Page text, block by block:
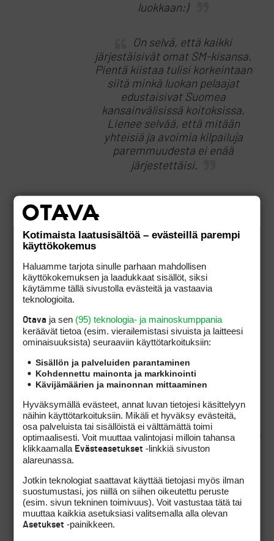
luokkaan:)
On selvä, että kaikki
järjestäisivät omat SM-kisansa.
Pientä kiistaa tulisi korkeintaan
siitä minkä luokan pelaajat
edustaisivat Suomea
kansainvälisissä koitoksissa.
Lienee selvää, että mitään
yhteisiä ja avoimia kilpailuja
paremmuudesta ei enää
järjestettäisi.
aavistaa argumentoinnista!!
Voiko joku ihan tosissaan
esittää tämäntason ajatuksia,
esitetään? Meneekö alalla
tosiaan niin hyvin, että
tämänkaltaisia irtiottoja
todellakin kaivataan
suomalaiseen golfiin? Mitähän
tällä kuviolla ihan aikuisten
oikeasti on saavutettavissa?
kenttiäyhtiöitä sekä osakkaita (golfyhtiöstä
riippumatta) kohtaan. Ilmaisia lounaita ei ole
olemassakaan eikä sellaisia kannata edes
tavoitella, koska se kaataa koko idean.
Kotimaista laatusisältöä – evästeillä parempi
käyttökokemus
Haluamme tarjota sinulle parhaan mahdollisen
käyttökokemuksen ja laadukkaat sisällöt, siksi
käytämme tällä sivustolla evästeitä ja vastaavia
teknologioita.
Otava ja sen (95) teknologia- ja mainoskumppania
keräävät tietoa (esim. vierailemis­tasi sivuista ja laitteesi
ominaisuuk­sista) seuraaviin käyttötarkoituksiin:
Sisällön ja palveluiden parantaminen
Kohdennettu mainonta ja markkinointi
Kävijämäärien ja mainonnan mittaaminen
Hyväksymällä evästeet, annat luvan tietojesi käsittelyyn
näihin käyttötarkoituksiin. Mikäli et hyväksy evästeitä,
osa palveluista tai sisällöistä ei välttämättä toimi
optimaalisesti. Voit muuttaa valintojasi milloin tahansa
klikkaamalla Evästeasetukset -linkkiä sivuston
alareunassa.
Jotkin teknologiat saattavat käyttää tietojasi myös ilman
suostumustasi, jos niillä on siihen oikeutettu peruste
(esim. sivun tekninen toimivuus). Voit vastustaa tätä tai
muuttaa kaikkia asetuksiasi valitsemalla alla olevan
Asetukset -painikkeen.